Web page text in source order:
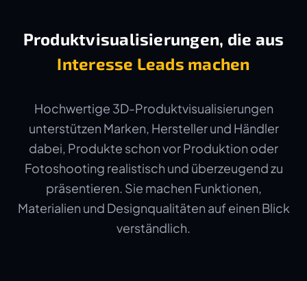
Produktvisualisierungen, die aus
Interesse Leads machen
Hochwertige 3D-Produktvisualisierungen
unterstützen Marken, Hersteller und Händler
dabei, Produkte schon vor Produktion oder
Fotoshooting realistisch und überzeugend zu
präsentieren. Sie machen Funktionen,
Materialien und Designqualitäten auf einen Blick
verständlich.